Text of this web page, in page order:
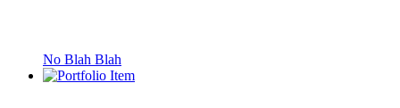
No Blah Blah